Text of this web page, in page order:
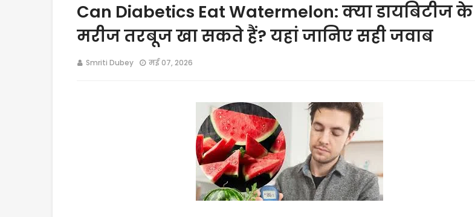
Can Diabetics Eat Watermelon: क्या डायबिटीज के
मरीज तरबूज खा सकते हैं? यहां जानिए सही जवाब
Smriti Dubey मई 07, 2026